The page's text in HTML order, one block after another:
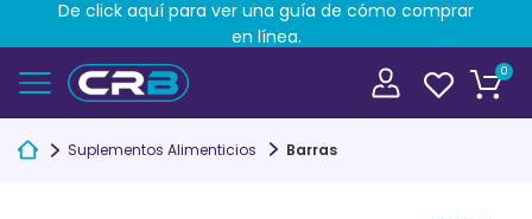
0
Suplementos Alimenticios Barras
De click aquí para ver una guía de cómo comprar
en línea.